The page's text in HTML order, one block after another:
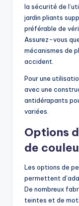
la sécurité de
jardin pliants
préférable de
Assurez-vous
mécanismes de
accident.
Pour une
avec une
antidérapants
variées.
Options
de
Les options de
permettent
De nombreux
teintes et de